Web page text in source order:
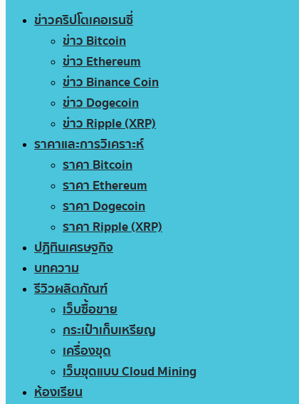
ข่าวคริปโตเคอเรนซี่
ข่าว Bitcoin
ข่าว Ethereum
ข่าว Binance Coin
ข่าว Dogecoin
ข่าว Ripple (XRP)
ราคาและการวิเคราะห์
ราคา Bitcoin
ราคา Ethereum
ราคา Dogecoin
ราคา Ripple (XRP)
ปฏิทินเศรษฐกิจ
บทความ
รีวิวผลิตภัณฑ์
เว็บซื้อขาย
กระเป๋าเก็บเหรียญ
เครื่องขุด
เว็บขุดแบบ Cloud Mining
ห้องเรียน